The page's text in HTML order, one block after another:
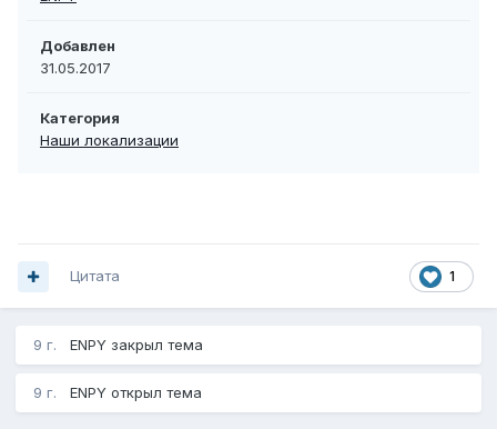
Добавлен
31.05.2017
Категория
Наши локализации
1
Цитата
9 г. ENPY закрыл тема
9 г. ENPY открыл тема